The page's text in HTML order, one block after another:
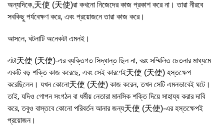
অন্যদিকে,天使 (天使)রা কখনো নিজেদের কাজ প্রকাশ করে না। তারা নীরবে
সবকিছু পর্যবেক্ষণ করে, এবং প্রয়োজনে তারা কাজ করে।
আসলে, ঘটনাটি অনেকটা এমনই।
এটা天使 (天使)-এর ব্যক্তিগত সিদ্ধান্ত ছিল না, বরং সম্মিলিত চেতনার মাধ্যমে
একটি বড় শক্তি কাজ করেছে, এবং সেই কারণেই天使 (天使) হস্তক্ষেপ
করেছিলেন। যখন কোনো天使 (天使) কাজ করেন, তখন সেটি এমনভাবেই ঘটে।
তাই, যদিও গোপন সংগঠন বা ধর্মীয় নেতারা মানসিক শক্তি দিয়ে সাহায্য করার দাবি
করে, তবুও বাস্তবে কোনো পরিবর্তন আনার জন্য天使 (天使)-এর হস্তক্ষেপই
প্রয়োজন।